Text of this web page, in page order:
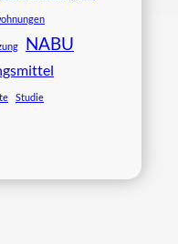
NABU
Studie